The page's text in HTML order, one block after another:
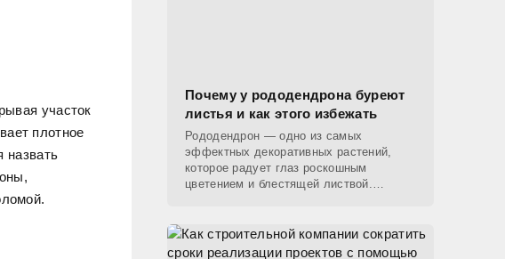
участок
плотное
назвать
Почему у рододендрона буреют
листья и как этого избежать
Рододендрон — одно из самых
эффектных декоративных растений,
которое радует глаз роскошным
цветением и блестящей листвой.